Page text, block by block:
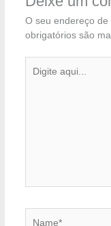
O seu endereço
obrigatórios são
aqui...